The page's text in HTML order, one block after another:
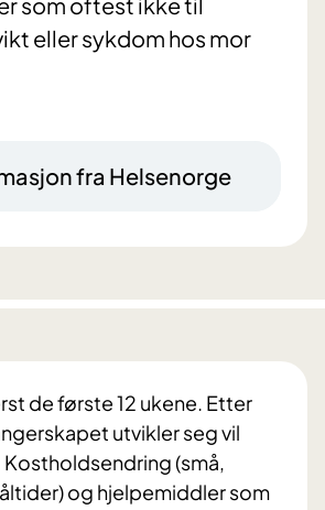
eller sykdom hos mor
fra Helsenorge
de første 12 ukene. Etter
utvikler seg vil
Kostholdsendring (små,
og hjelpemiddler som